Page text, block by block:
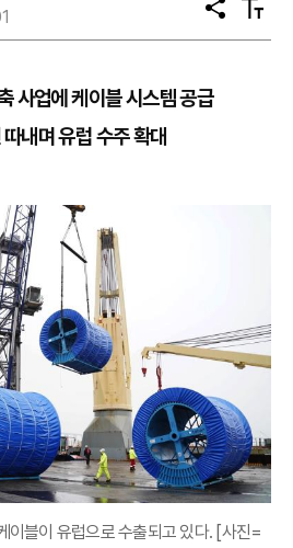
공
유
텍
스
사업에 케이블 시스템 공급
내며 유럽 수주 확대
이블이 유럽으로 수출되고 있다. [사진=